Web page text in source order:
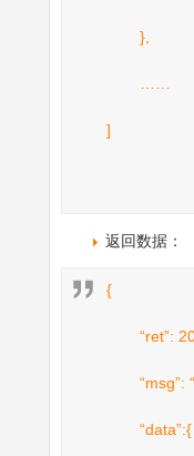
},
]
返回数据：
{
“ret”:
“msg”:
“data”:{